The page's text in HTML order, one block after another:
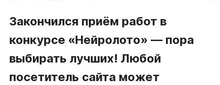
Закончился приём работ в
конкурсе «Нейролото» — пора
выбирать лучших! Любой
посетитель сайта может